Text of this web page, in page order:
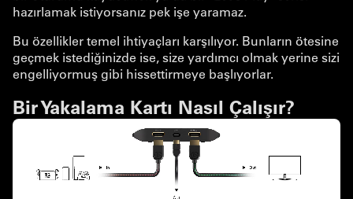
hazırlamak istiyorsanız pek işe yaramaz.
Bu özellikler temel ihtiyaçları karşılıyor. Bunların ötesine
geçmek istediğinizde ise, size yardımcı olmak yerine sizi
engelliyormuş gibi hissettirmeye başlıyorlar.
Bir Yakalama Kartı Nasıl Çalışır?